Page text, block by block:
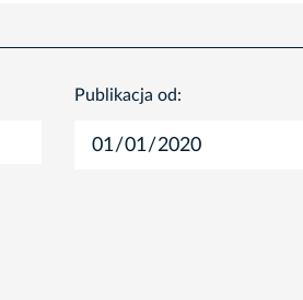
Publikacja od: